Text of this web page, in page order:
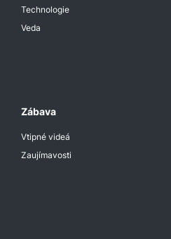
Technologie
Veda
Zábava
Vtipné videá
Zaujímavosti